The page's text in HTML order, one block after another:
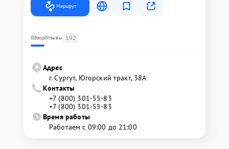
Маршрут
ОбзорОтзывы 192
Адрес
г. Сургут, Югорский тракт, 38А
Контакты
+7 (800) 301-55-83
+7 (800) 301-55-83
Время работы
Работаем с 09:00 до 21:00